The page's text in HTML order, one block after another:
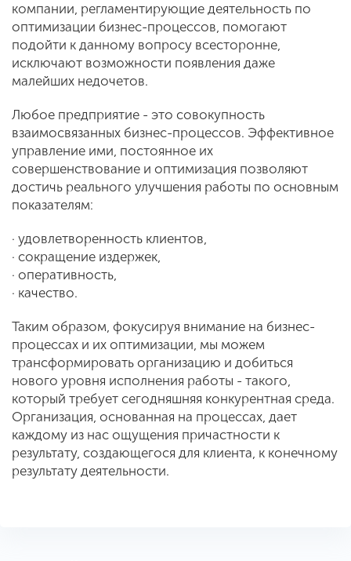
компании, регламентирующие деятельность по
оптимизации бизнес-процессов, помогают
подойти к данному вопросу всесторонне,
исключают возможности появления даже
малейших недочетов.
Любое предприятие - это совокупность
взаимосвязанных бизнес-процессов. Эффективное
управление ими, постоянное их
совершенствование и оптимизация позволяют
достичь реального улучшения работы по основным
показателям:
· удовлетворенность клиентов,
· сокращение издержек,
· оперативность,
· качество.
Таким образом, фокусируя внимание на бизнес-
процессах и их оптимизации, мы можем
трансформировать организацию и добиться
нового уровня исполнения работы - такого,
который требует сегодняшняя конкурентная среда.
Организация, основанная на процессах, дает
каждому из нас ощущения причастности к
результату, создающегося для клиента, к конечному
результату деятельности.